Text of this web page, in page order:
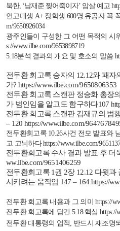
북한, ‘남재준 찢어죽이자’ 암살 예고
연고대생 A+ 장학생 600명 유공자 꼭
m/9650926034
광주인들이 구성한 그 어떤 목적의 시
s://www.ilbe.com/9653898719
5.18분석 결과의 개요 및 호소의 말씀
전두환 회고록 승자의 12.12와 패자
가? https://www.ilbe.com/9650806353
전두환 회고록 스캔판 정승화 총장
가 범인임을 알고도 함구하다107
전두환 회고록 스캔판 김재규의 범
– 120 https://www.ilbe.com/
전두환회고록10.26사건 전모 발표와
고 고뇌하다 https://www.ilbe.com/
전두환회고록 수사 결과 발표 후 더
ww.ilbe.com/9651406259
전두환회고록1권 2장12.12 다윗과
시키려는 움직임 147 – 164 https://
전두환 회고록 내용과 그 의미 https://
전두환 회고록에 담긴 5.18 핵심 https://
전두환 대통령의 업적, 반드시 재조명